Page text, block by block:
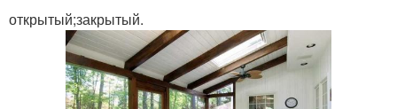
открытый;закрытый.